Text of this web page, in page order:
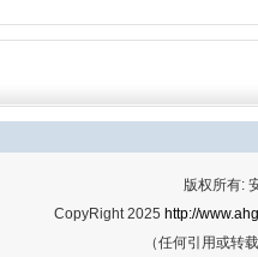
版权所有:
CopyRight 2025 http://
（任何引用或转